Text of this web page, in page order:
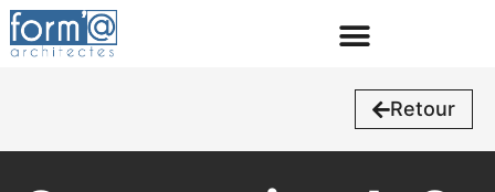
Retour